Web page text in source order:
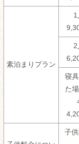
素泊まりプラン
1
2
寝
た
子